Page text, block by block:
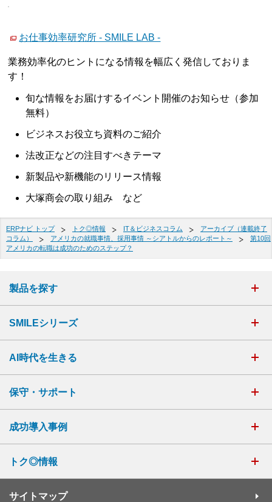
お仕事効率研究所 - SMILE LAB -
業務効率化のヒントになる情報を幅広く発信しておりま
す！
旬な情報をお届けするイベント開催のお知らせ（参加
無料）
ビジネスお役立ち資料のご紹介
法改正などの注目すべきテーマ
新製品や新機能のリリース情報
大塚商会の取り組み など
ERPナビ トップ トク◎情報 IT＆ビジネスコラム
アーカイブ（連載終了
コラム）
アメリカの就職事情、採用事情 ～シアトルからのレポート～
第10回
アメリカの転職は成功のためのステップ？
製品を探す
SMILEシリーズ
AI時代を生きる
保守・サポート
成功導入事例
トク◎情報
サイトマップ